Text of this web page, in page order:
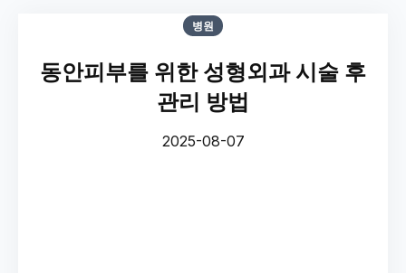
병원
동안피부를 위한 성형외과 시술 후
관리 방법
2025-08-07